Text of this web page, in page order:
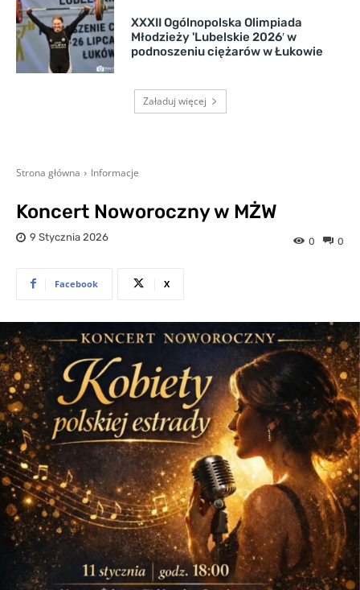
XXXII Ogólnopolska Olimpiada
Młodzieży 'Lubelskie 2026′ w
podnoszeniu ciężarów w Łukowie
Załaduj więcej